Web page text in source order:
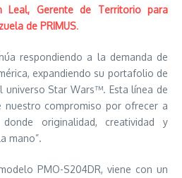
Leal, Gerente de Territorio para
de PRIMUS.
respondiendo a la demanda de
expandiendo su portafolio de
universo Star Wars™. Esta línea de
nuestro compromiso por ofrecer a
originalidad, creatividad y
mano”.
PMO-S204DR, viene con un